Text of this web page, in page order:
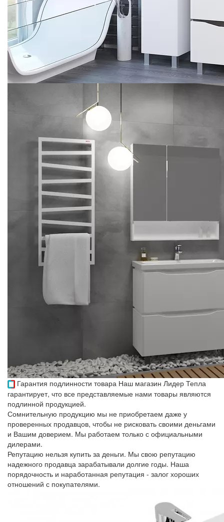
Гарантия подлинности товара Наш магазин Лидер Тепла
гарантирует, что все представляемые нами товары являются
подлинной продукцией.
Сомнительную продукцию мы не приобретаем даже у
проверенных продавцов, чтобы не рисковать своими деньгами
и Вашим доверием. Мы работаем только с официальными
дилерами.
Репутацию нельзя купить за деньги. Мы свою репутацию
надежного продавца зарабатывали долгие годы. Наша
порядочность и наработанная репутация - залог хороших
отношений с покупателями.